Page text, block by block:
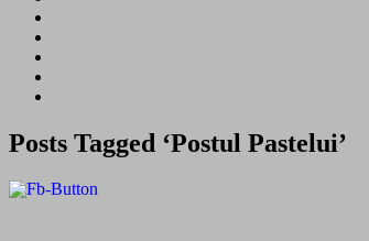
Posts Tagged ‘Postul Pastelui’